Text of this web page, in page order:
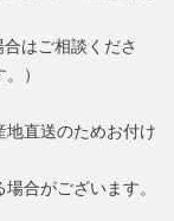
はご相談くださ
）
直送のためお付け
合がございます。